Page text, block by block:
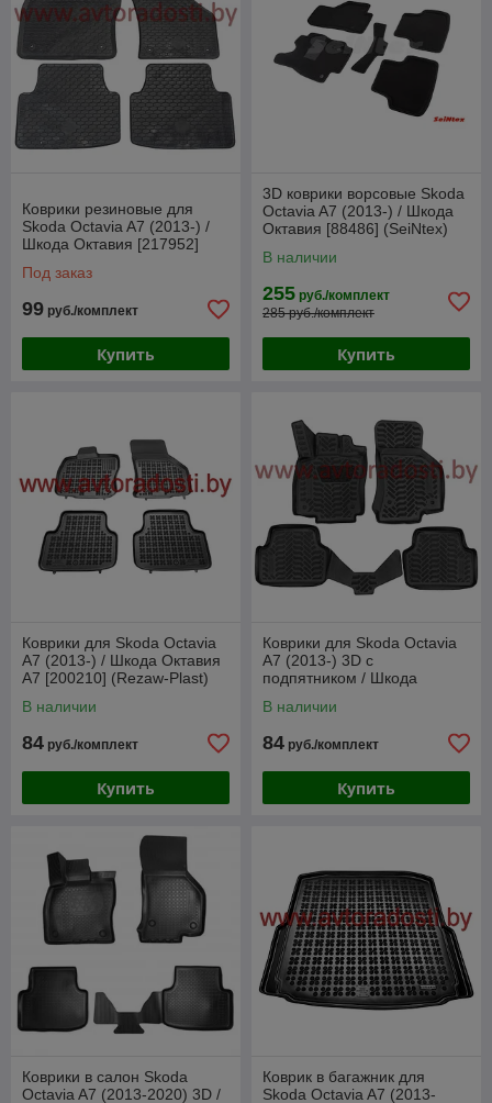
Коврики резиновые для
Skoda Octavia A7 (2013-) /
Шкода Октавия [217952]
Под заказ
99 руб./комплект
Купить
3D коврики ворсовые Skoda
Octavia A7 (2013-) / Шкода
Октавия [88486] (SeiNtex)
В наличии
255 руб./комплект
285 руб./комплект
Купить
Коврики для Skoda Octavia
A7 (2013-) / Шкода Октавия
А7 [200210] (Rezaw-Plast)
В наличии
84 руб./комплект
Купить
Коврики для Skoda Octavia
A7 (2013-) 3D с
подпятником / Шкода
В наличии
84 руб./комплект
Купить
Коврики в салон Skoda
Octavia A7 (2013-2020) 3D /
Коврик в багажник для
Skoda Octavia A7 (2013-